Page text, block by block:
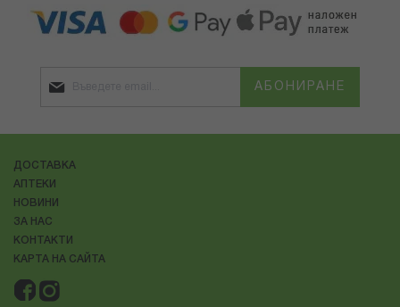
АБОНИРАНЕ
ДОСТАВКА
АПТЕКИ
НОВИНИ
ЗА НАС
КОНТАКТИ
КАРТА НА САЙТА